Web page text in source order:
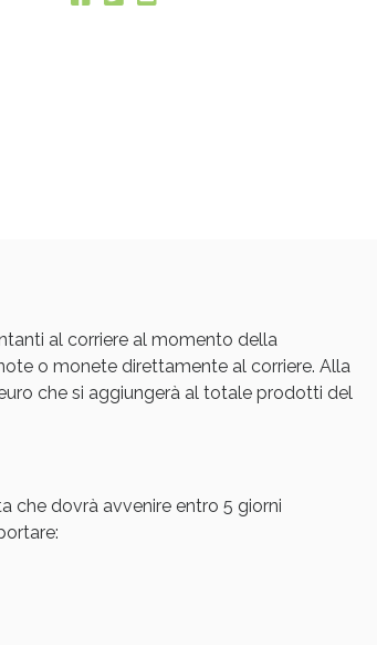
al corriere al momento della
o monete direttamente al corriere. Alla
che si aggiungerà al totale prodotti del
che dovrà avvenire entro 5 giorni
oggi!